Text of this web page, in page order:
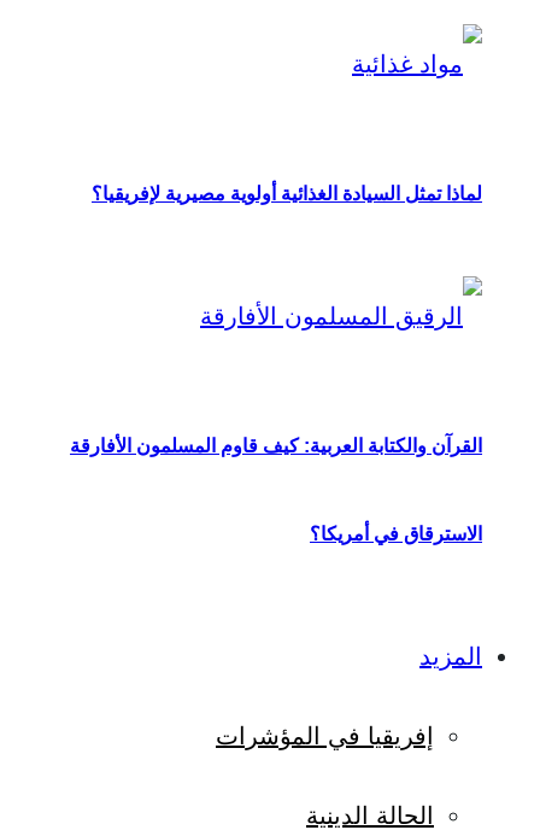
لماذا تمثل السيادة الغذائية أولوية مصيرية لإفريقيا؟
القرآن والكتابة العربية: كيف قاوم المسلمون الأفارقة
الاسترقاق في أمريكا؟
المزيد
إفريقيا في المؤشرات
الحالة الدينية